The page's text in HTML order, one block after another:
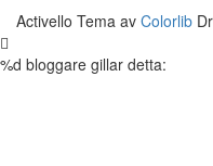
Activello Tema av Colorlib
%d bloggare gillar detta: